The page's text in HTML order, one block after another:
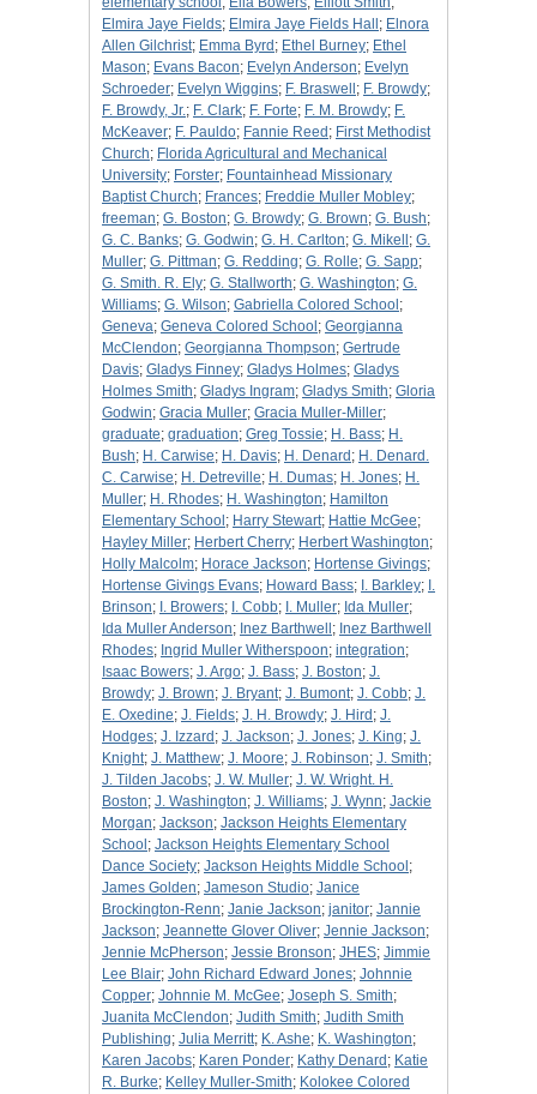
Elmira Jaye Fields; Elmira Jaye Fields Hall ; Elnora
Allen Gilchrist; Emma Byrd ; Ethel Burney; Ethel
Mason; Evans Bacon; Evelyn Anderson; Evelyn
Schroeder; Evelyn Wiggins; F. Braswell ; F. Browdy;
F. Browdy, Jr.; F. Clark; F. Forte; F. M. Browdy; F.
McKeaver; F. Pauldo; Fannie Reed ; First Methodist
Church; Florida Agricultural and Mechanical
University; Forster; Fountainhead Missionary
Baptist Church; Frances; Freddie Muller Mobley;
freeman; G. Boston; G. Browdy; G. Brown; G. Bush;
G. C. Banks; G. Godwin; G. H. Carlton; G. Mikell ; G.
Muller; G. Pittman; G. Redding; G. Rolle; G. Sapp;
G. Smith. R. Ely; G. Stallworth; G. Washington; G.
Williams; G. Wilson; Gabriella Colored School ;
Geneva; Geneva Colored School ; Georgianna
McClendon; Georgianna Thompson; Gertrude
Davis; Gladys Finney; Gladys Holmes; Gladys
Holmes Smith; Gladys Ingram; Gladys Smith; Gloria
Godwin; Gracia Muller; Gracia Muller-Miller;
graduate; graduation; Greg Tossie; H. Bass; H.
Bush; H. Carwise; H. Davis; H. Denard ; H. Denard.
C. Carwise; H. Detreville; H. Dumas; H. Jones; H.
Muller; H. Rhodes; H. Washington; Hamilton
Elementary School ; Harry Stewart; Hattie McGee;
Hayley Miller; Herbert Cherry; Herbert Washington;
Holly Malcolm; Horace Jackson; Hortense Givings;
Hortense Givings Evans; Howard Bass; I. Barkley; I.
Brinson; I. Browers; I. Cobb; I. Muller; Ida Muller;
Ida Muller Anderson; Inez Barthwell ; Inez Barthwell
Rhodes; Ingrid Muller Witherspoon; integration;
Isaac Bowers; J. Argo; J. Bass; J. Boston; J.
Browdy; J. Brown; J. Bryant; J. Bumont; J. Cobb; J.
E. Oxedine; J. Fields; J. H. Browdy; J. Hird ; J.
Hodges; J. Izzard ; J. Jackson; J. Jones; J. King; J.
Knight; J. Matthew; J. Moore; J. Robinson; J. Smith;
J. Tilden Jacobs; J. W. Muller; J. W. Wright. H.
Boston; J. Washington; J. Williams; J. Wynn; Jackie
Morgan; Jackson; Jackson Heights Elementary
School ; Jackson Heights Elementary School
Dance Society; Jackson Heights Middle School ;
James Golden; Jameson Studio; Janice
Brockington-Renn; Janie Jackson; janitor; Jannie
Jackson; Jeannette Glover Oliver; Jennie Jackson;
Jennie McPherson; Jessie Bronson; JHES; Jimmie
Lee Blair; John Richard Edward Jones; Johnnie
Copper; Johnnie M. McGee; Joseph S. Smith;
Juanita McClendon; Judith Smith; Judith Smith
Publishing; Julia Merritt; K. Ashe; K. Washington;
Karen Jacobs; Karen Ponder; Kathy Denard ; Katie
R. Burke; Kelley Muller-Smith; Kolokee Colored